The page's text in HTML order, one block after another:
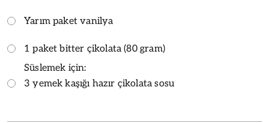
Yarım paket vanilya
1 paket bitter çikolata (80 gram)
Süslemek için:
3 yemek kaşığı hazır çikolata sosu